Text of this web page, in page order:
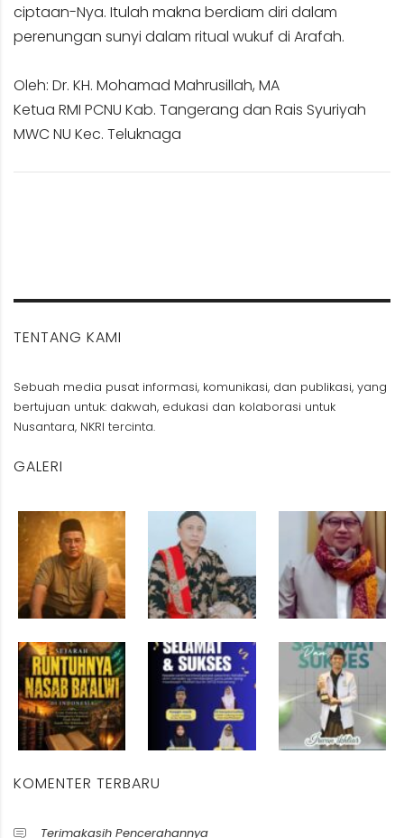
ciptaan-Nya. Itulah makna berdiam diri dalam
perenungan sunyi dalam ritual wukuf di Arafah.
Oleh: Dr. KH. Mohamad Mahrusillah, MA
Ketua RMI PCNU Kab. Tangerang dan Rais Syuriyah
MWC NU Kec. Teluknaga
TENTANG KAMI
Sebuah media pusat informasi, komunikasi, dan publikasi, yang
bertujuan untuk: dakwah, edukasi dan kolaborasi untuk
Nusantara, NKRI tercinta.
GALERI
KOMENTER TERBARU
Terimakasih Pencerahannya